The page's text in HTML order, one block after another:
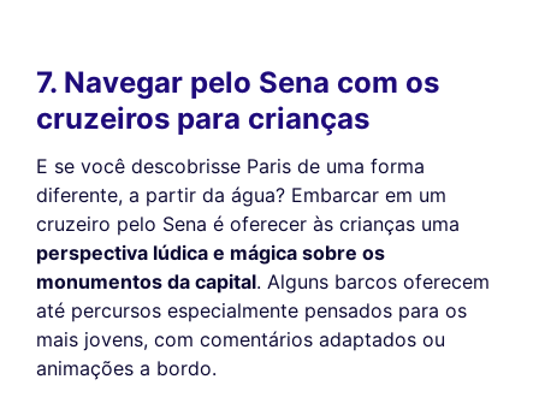
7. Navegar pelo Sena com os
cruzeiros para crianças
E se você descobrisse Paris de uma forma
diferente, a partir da água? Embarcar em um
cruzeiro pelo Sena é oferecer às crianças uma
perspectiva lúdica e mágica sobre os
monumentos da capital. Alguns barcos oferecem
até percursos especialmente pensados para os
mais jovens, com comentários adaptados ou
animações a bordo.